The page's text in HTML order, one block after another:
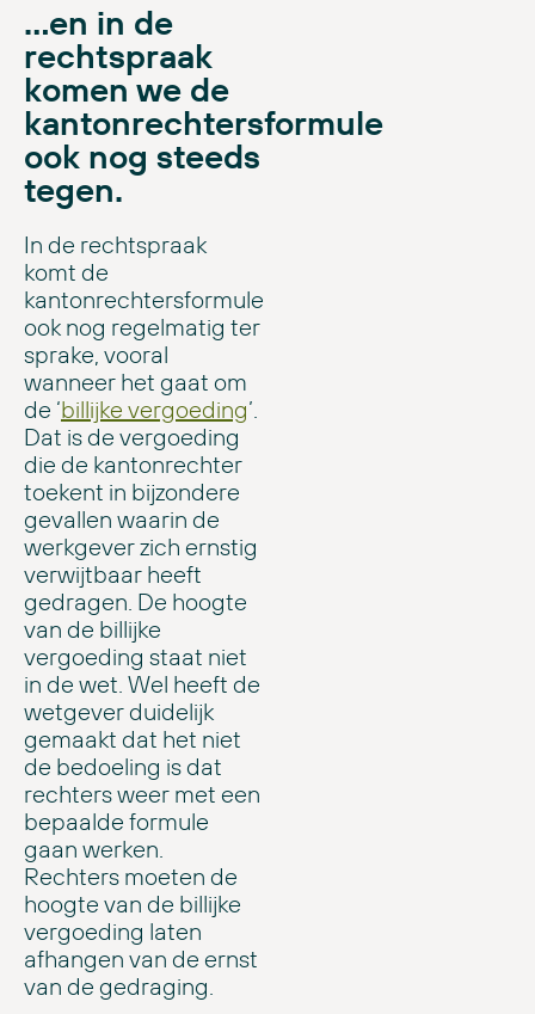
…en in de
rechtspraak
komen we de
kantonrechtersformule
ook nog steeds
tegen.
In de rechtspraak
komt de
kantonrechtersformule
ook nog regelmatig ter
sprake, vooral
wanneer het gaat om
de ‘billijke vergoeding’.
Dat is de vergoeding
die de kantonrechter
toekent in bijzondere
gevallen waarin de
werkgever zich ernstig
verwijtbaar heeft
gedragen. De hoogte
van de billijke
vergoeding staat niet
in de wet. Wel heeft de
wetgever duidelijk
gemaakt dat het niet
de bedoeling is dat
rechters weer met een
bepaalde formule
gaan werken.
Rechters moeten de
hoogte van de billijke
vergoeding laten
afhangen van de ernst
van de gedraging.